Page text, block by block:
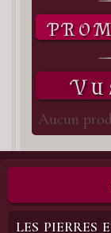
Aucun
LES PIERRES